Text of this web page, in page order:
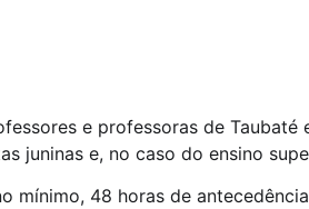
e professoras de
juninas e, no caso do ensino
mínimo, 48 horas de